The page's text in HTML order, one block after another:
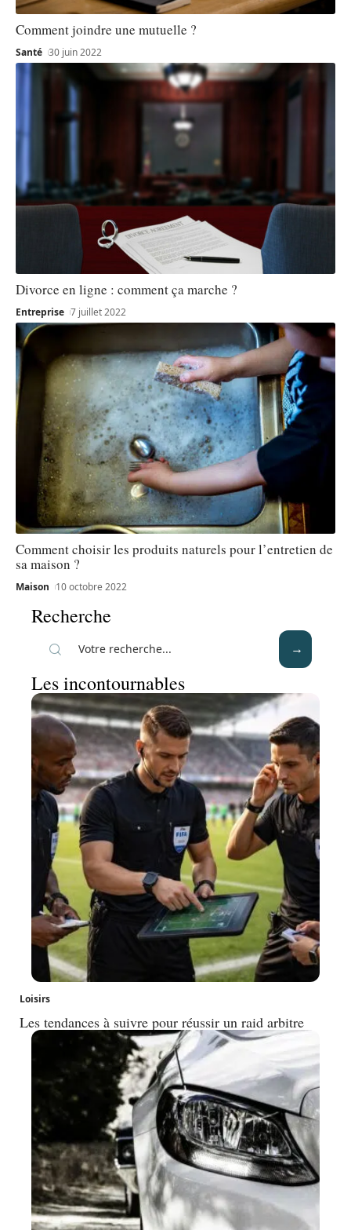
Comment joindre une mutuelle ?
Santé 30 juin 2022
Divorce en ligne : comment ça marche ?
Entreprise 7 juillet 2022
Comment choisir les produits naturels pour l’entretien de
sa maison ?
Maison 10 octobre 2022
Recherche
Les incontournables
Loisirs
Les tendances à suivre pour réussir un raid arbitre